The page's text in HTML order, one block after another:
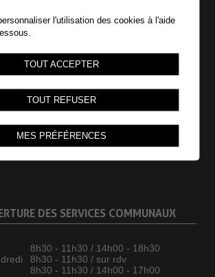
COMMUNALE
44
muraz.ch
DES SERVICES COMMUNAUX
8h30 - 11h30 / 14h00 - 18h30
8h30 - 11h30 / sur rdv
8h30 - 11h30 / 14h00 - 17h00
l'utilisation des cookies à l'aide
TOUT ACCEPTER
TOUT REFUSER
MES PRÉFÉRENCES